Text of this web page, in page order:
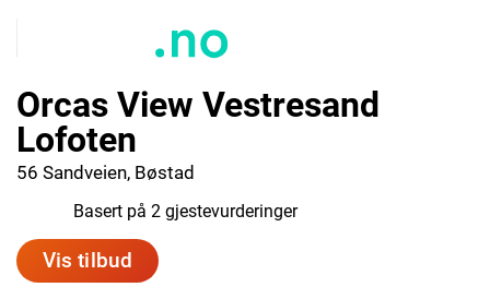
Orcas View Vestresand
Lofoten
56 Sandveien, Bøstad
Basert på 2 gjestevurderinger
Vis tilbud